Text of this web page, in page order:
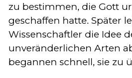
zu bestimmen, die Gott
geschaffen hatte. Später
Wissenschaftler die Idee
unveränderlichen Arten
begannen schnell, sie zu